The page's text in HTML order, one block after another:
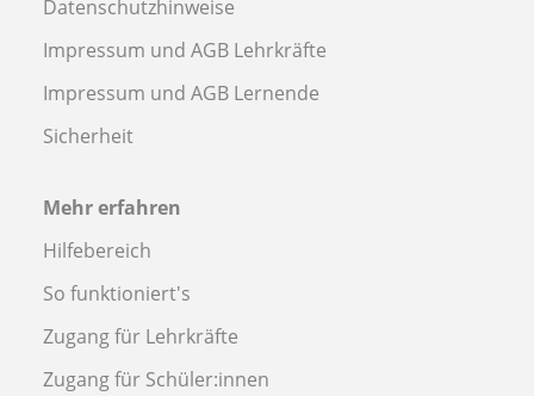
Datenschutzhinweise
Impressum und AGB Lehrkräfte
Impressum und AGB Lernende
Sicherheit
Mehr erfahren
Hilfebereich
So funktioniert's
Zugang für Lehrkräfte
Zugang für Schüler:innen